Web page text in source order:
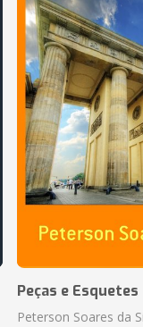
Peças e
Peterson Soares da